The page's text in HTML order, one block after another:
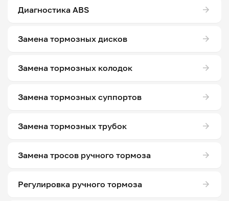
Диагностика ABS
Замена тормозных дисков
Замена тормозных колодок
Замена тормозных суппортов
Замена тормозных трубок
Замена тросов ручного тормоза
Регулировка ручного тормоза